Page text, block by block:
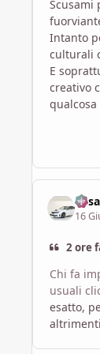
Scusami
Intanto
culturali
E
creativo
Casa
16
2 ore
Chi fa
usuali
esatto,